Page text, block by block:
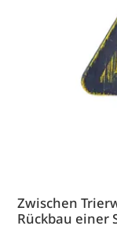
Zwischen
Rückbau einer